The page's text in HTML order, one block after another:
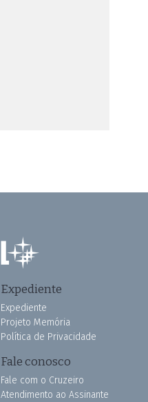
Expediente
Expediente
Projeto Memória
Política de Privacidade
Fale conosco
Fale com o Cruzeiro
Atendimento ao Assinante